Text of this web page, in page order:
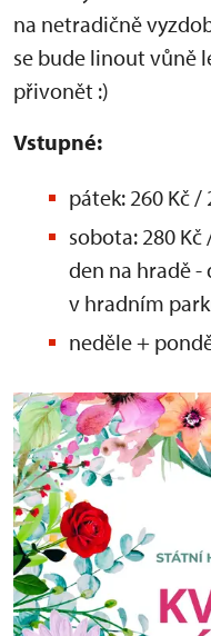
na netradičně
se bude linout vůně
přivonět :)
Vstupné:
pátek: 260 Kč /
sobota: 280 Kč
den na hradě
v hradním
neděle +